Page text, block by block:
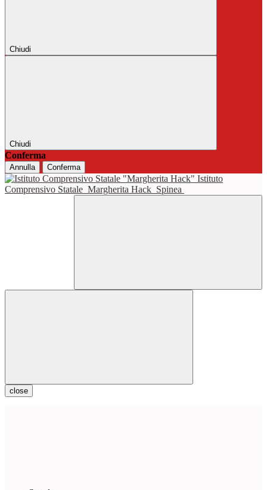
Chiudi
Chiudi
Conferma
Annulla Conferma
Istituto
Comprensivo Statale Margherita Hack Spinea
close